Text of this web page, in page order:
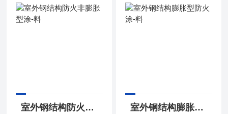
室外钢结构防火非膨胀型涂-料 室外钢结构膨胀型防火涂-料